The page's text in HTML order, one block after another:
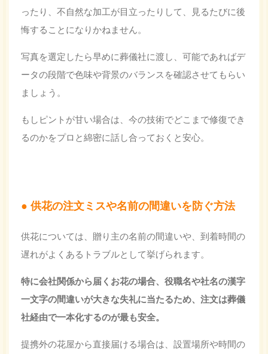
ったり、不自然な加工が目立ったりして、見るたびに後
悔することになりかねません。
写真を選定したら早めに葬儀社に渡し、可能であればデ
ータの段階で色味や背景のバランスを確認させてもらい
ましょう。
もしピントが甘い場合は、今の技術でどこまで修復でき
るのかをプロと綿密に話し合っておくと安心。
供花の注文ミスや名前の間違いを防ぐ方法
供花については、贈り主の名前の間違いや、到着時間の
遅れがよくあるトラブルとして挙げられます。
特に会社関係から届くお花の場合、役職名や社名の漢字
一文字の間違いが大きな失礼に当たるため、注文は葬儀
社経由で一本化するのが最も安全。
提携外の花屋から直接届ける場合は、設置場所や時間の